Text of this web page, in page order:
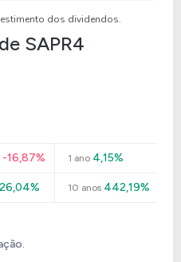
dos dividendos.
SAPR4
-16,87% 1 ano4,15%
10 anos442,19%